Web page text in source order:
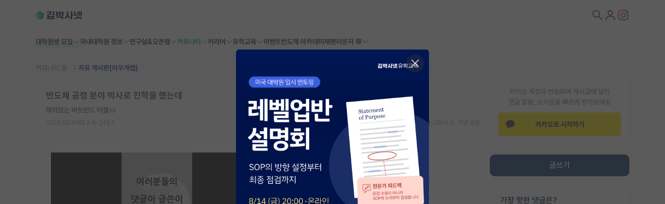
대학원생 모집 국내대학원 정보 연구실&오픈랩 커뮤니티 커리어 유학교육 이벤트반도체 아카데미 재팬라운지 🌸
커뮤니티 홈 자유 게시판(아무개랩)
카카오 계정과 연동하여 게시글에 달린
댓글 알람, 소식등을 빠르게 받아보세요
카카오로 시작하기
글쓰기
가장 핫한 댓글은?
반도체 공정 분야 박사로 진학을 했는데
재치있는 버트런드 러셀
스크랩 신고하기